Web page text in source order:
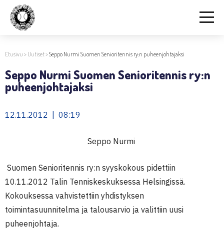
Etusivu > Uutiset>Seppo Nurmi Suomen Senioritennis ry:n puheenjohtajaksi
Seppo Nurmi Suomen Senioritennis ry:n
puheenjohtajaksi
12.11.2012 | 08:19
Seppo Nurmi
Suomen Senioritennis ry:n syyskokous pidettiin
10.11.2012 Talin Tenniskeskuksessa Helsingissä.
Kokouksessa vahvistettiin yhdistyksen
toimintasuunnitelma ja talousarvio ja valittiin uusi
puheenjohtaja.